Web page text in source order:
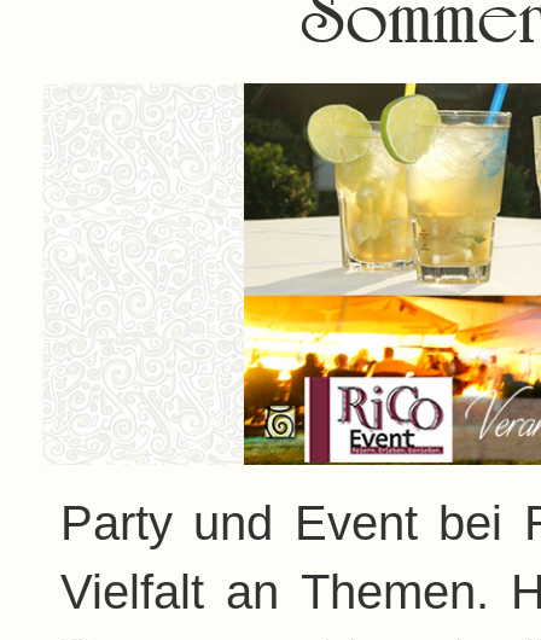
Party und Event bei
Vielfalt an Themen.